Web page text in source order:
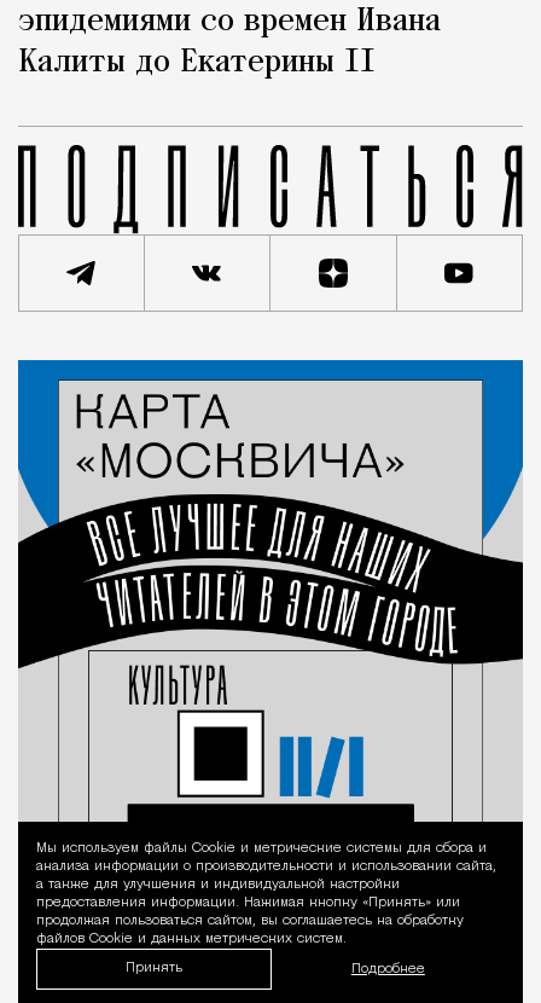
эпидемиями со времен Ивана
Калиты до Екатерины II
Уведомление
Мы используем файлы Сookie и метрические системы для сбора и
анализа информации о производительности и использовании сайта,
а также для улучшения и индивидуальной настройки
предоставления информации. Нажимая кнопку «Принять» или
продолжая пользоваться сайтом, вы соглашаетесь на обработку
файлов Cookie и данных метрических систем.
Принять Подробнее